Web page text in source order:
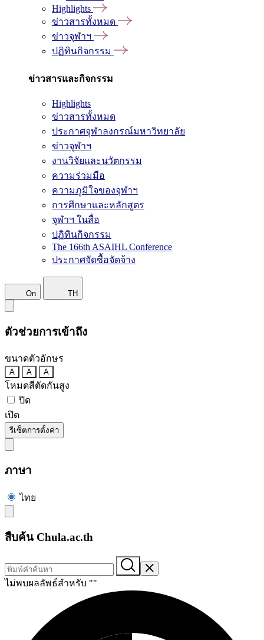
Highlights
ข่าวสารทั้งหมด
ข่าวจุฬาฯ
ปฏิทินกิจกรรม
ข่าวสารและกิจกรรม
Highlights
ข่าวสารทั้งหมด
ประกาศจุฬาลงกรณ์มหาวิทยาลัย
ข่าวจุฬาฯ
งานวิจัยและนวัตกรรม
ความร่วมมือ
ความภูมิใจของจุฬาฯ
การศึกษาและหลักสูตร
จุฬาฯ ในสื่อ
ปฏิทินกิจกรรม
The 166th ASAIHL Conference
ประกาศจัดซื้อจัดจ้าง
On TH
ตัวช่วยการเข้าถึง
ขนาดตัวอักษร
A A A
โหมดสีตัดกันสูง
ปิด
เปิด
รีเซ็ตการตั้งค่า
ภาษา
ไทย
สืบค้น Chula.ac.th
ไม่พบผลลัพธ์สำหรับ ""